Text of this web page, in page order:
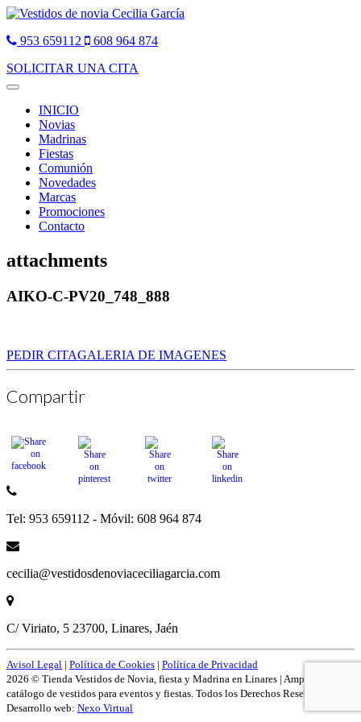
953 659112
608 964 874
SOLICITAR UNA CITA
Toggle
navigationINICIO
Novias
Madrinas
Fiestas
Comunión
Novedades
Marcas
Promociones
Contacto
attachments
AIKO-C-PV20_748_888
PEDIR CITAGALERIA DE IMAGENES
Compartir
Tel: 953 659112 - Móvil: 608 964 874
cecilia@vestidosdenoviaceciliagarcia.com
C/ Viriato, 5 23700, Linares, Jaén
Avisol Legal | Política de Cookies | Política de Privacidad
2026 © Tienda Vestidos de Novia, fiesta y Madrina en Linares | Amplío
catálogo de vestidos para eventos y fiestas. Todos los Derechos Reservados.
Desarrollo web: Nexo Virtual